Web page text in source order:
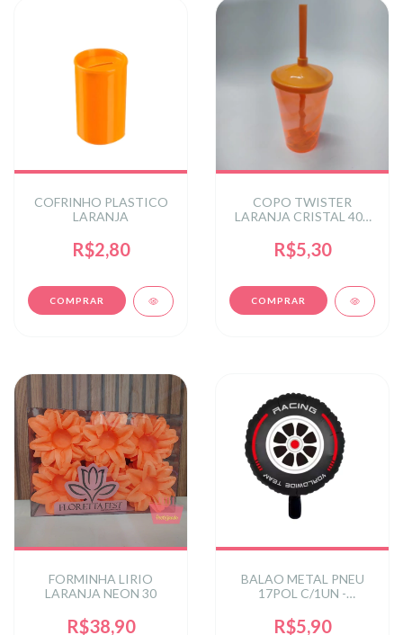
COFRINHO PLASTICO
LARANJA
R$2,80
COPO TWISTER
LARANJA CRISTAL 400
R$5,30
FORMINHA LIRIO
LARANJA NEON 30
R$38,90
BALAO METAL PNEU
17POL C/1UN -
R$5,90